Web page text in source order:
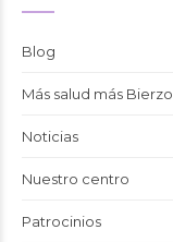
Blog
Más salud más Bierzo
Noticias
Nuestro centro
Patrocinios